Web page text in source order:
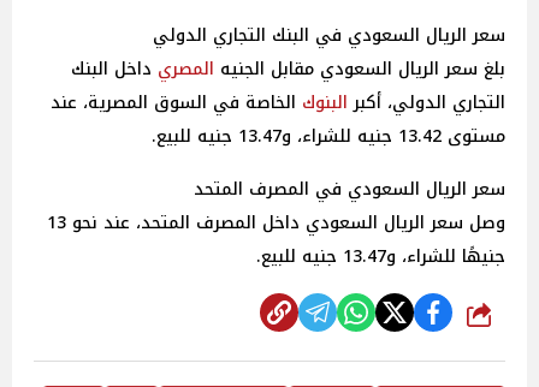
سعر الريال السعودي في البنك التجاري الدولي
بلغ سعر الريال السعودي مقابل الجنيه المصري داخل البنك
التجاري الدولي، أكبرالبنوك الخاصة في السوق المصرية، عند
مستوى 13.42 جنيه للشراء، و13.47 جنيه للبيع.
سعر الريال السعودي في المصرف المتحد
وصل سعر الريال السعودي داخل المصرف المتحد، عند نحو 13
جنيهًا للشراء، و13.47 جنيه للبيع.
شارك